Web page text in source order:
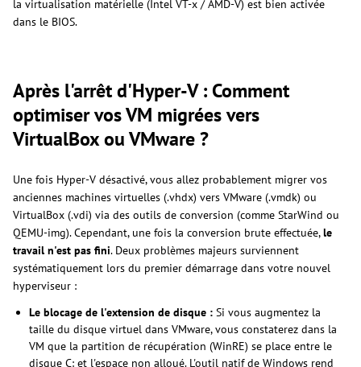
la virtualisation matérielle (Intel VT-x / AMD-V) est bien activée
dans le BIOS.
Après l'arrêt d'Hyper-V : Comment
optimiser vos VM migrées vers
VirtualBox ou VMware ?
Une fois Hyper-V désactivé, vous allez probablement migrer vos
anciennes machines virtuelles (.vhdx) vers VMware (.vmdk) ou
VirtualBox (.vdi) via des outils de conversion (comme StarWind ou
QEMU-img). Cependant, une fois la conversion brute effectuée,le
travail n'est pas fini. Deux problèmes majeurs surviennent
systématiquement lors du premier démarrage dans votre nouvel
hyperviseur :
Le blocage de l'extension de disque : Si vous augmentez la
taille du disque virtuel dans VMware, vous constaterez dans la
VM que la partition de récupération (WinRE) se place entre le
disque C: et l'espace non alloué. L'outil natif de Windows rend